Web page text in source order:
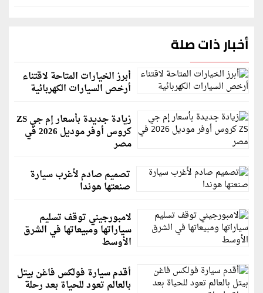
أخبار ذات صلة
أبرز الخيارات المتاحة لاقتناء
أرخص السيارات الكهربائية
زيادة جديدة بأسعار إم جي ZS
كروس أوفر موديل 2026 في
مصر
تصميم صادم لأغرب سيارة
صنعتها هوندا
لامبورجيني توقف تسليم
سياراتها ومبيعاتها في الشرق
الأوسط
أقدم سيارة فولكس فاغن بيتل
بالعالم تعود للحياة بعد رحلة